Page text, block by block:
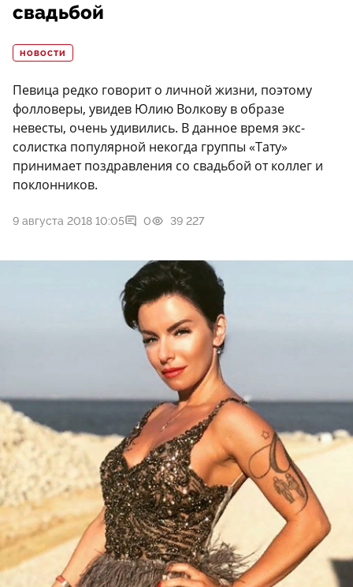
свадьбой
НОВОСТИ
Певица редко говорит о личной жизни, поэтому
фолловеры, увидев Юлию Волкову в образе
невесты, очень удивились. В данное время экс-
солистка популярной некогда группы «Тату»
принимает поздравления со свадьбой от коллег и
поклонников.
9 августа 2018 10:05 0 39 227